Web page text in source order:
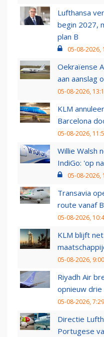
Lufthansa
begin 2027,
plan B
05-08-2026,
Oekraïense
aan aanslag
05-08-2026,
KLM
Barcelona
05-08-2026,
Willie Walsh
IndiGo: 'op
05-08-2026,
Transavia
route vanaf
05-08-2026,
KLM blijft
05-08-2026, 9:00
Riyadh Air
opnieuw
05-08-2026, 7:29
Directie
Portugese